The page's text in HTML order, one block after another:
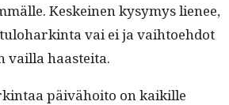
Keskeinen kysymys lie­nee,
vai ei ja vai­h­toe­hdot
vail­la haasteita.
päivähoito on kaikille